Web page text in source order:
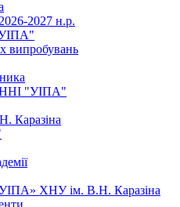
2027 н.р.
випробувань
ННІ "УІПА"
Каразіна
ХНУ ім. В.Н. Каразіна